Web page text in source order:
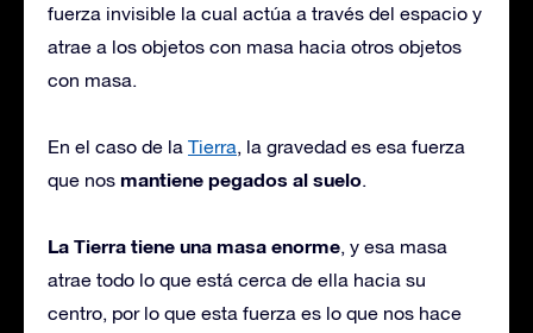
fuerza invisible la cual actúa a través del espacio y
atrae a los objetos con masa hacia otros objetos
con masa.
En el caso de la Tierra, la gravedad es esa fuerza
que nos mantiene pegados al suelo.
La Tierra tiene una masa enorme, y esa masa
atrae todo lo que está cerca de ella hacia su
centro, por lo que esta fuerza es lo que nos hace